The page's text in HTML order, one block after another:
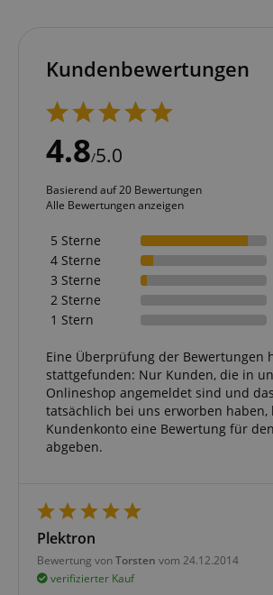
Kundenbewertungen
4.8/5.0
Basierend auf 20 Bewertungen
Alle Bewertungen anzeigen
5 Sterne
4 Sterne
3 Sterne
2 Sterne
1 Stern
Eine Überprüfung der Bewertungen
stattgefunden: Nur Kunden, die in
Onlineshop angemeldet sind und
tatsächlich bei uns erworben haben,
Kundenkonto eine Bewertung für
abgeben.
Plektron
Bewertung vonTorsten vom 24.12.2014
verifizierter Kauf